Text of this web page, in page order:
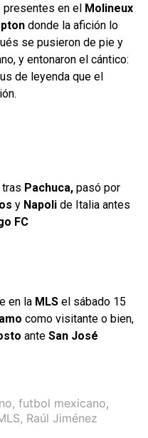
presentes en el Molineux
donde la afición lo
se pusieron de pie y
y entonaron el cántico:
de leyenda que el
tras Pachuca, pasó por
y Napoli de Italia antes
FC
en la MLS el sábado 15
como visitante o bien,
ante San José
, futbol mexicano,
, Raúl Jiménez